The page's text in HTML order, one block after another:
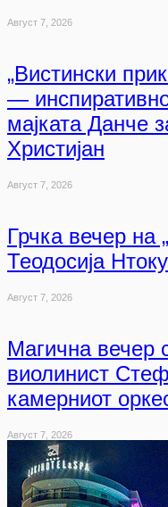
Август 7, 2026
„Вистински
—
мајката Данче
Христијан
Август 7, 2026
Грчка вечер на
Теодосија
Август 7, 2026
Магична вечер
виолинист
камерниот
Август 7, 2026